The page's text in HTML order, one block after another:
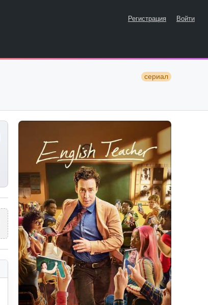
Регистрация Войти
сериал